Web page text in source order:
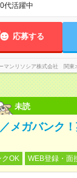
代活躍中
応募する
マンリソシア株式会社 関東
未読
メガバンク
クOK WEB登録・面